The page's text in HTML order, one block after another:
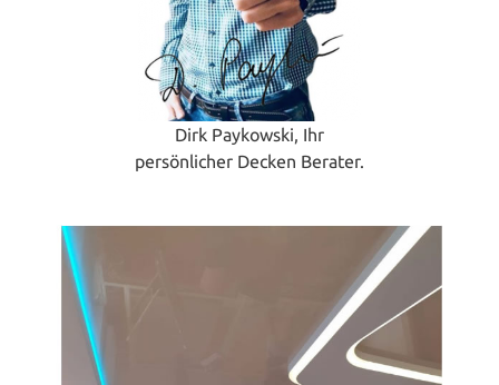
Dirk Paykowski, Ihr
persönlicher Decken Berater.